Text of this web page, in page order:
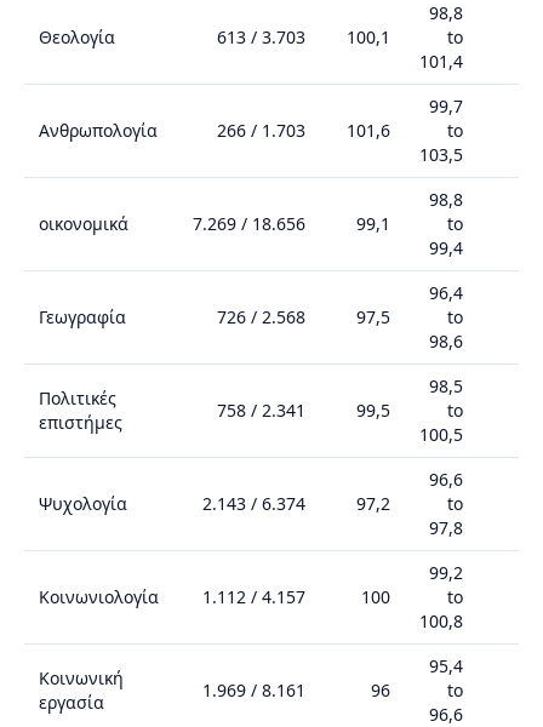
Θεολογία 613 / 3.703 100,1
98,8
to
101,4
Ανθρωπολογία 266 / 1.703 101,6
99,7
to
103,5
οικονομικά 7.269 / 18.656 99,1
98,8
to
99,4
Γεωγραφία 726 / 2.568 97,5
96,4
to
98,6
Πολιτικές
επιστήμες
758 / 2.341 99,5
98,5
to
100,5
Ψυχολογία 2.143 / 6.374 97,2
96,6
to
97,8
Κοινωνιολογία 1.112 / 4.157 100
99,2
to
100,8
Κοινωνική
εργασία
1.969 / 8.161 96
95,4
to
96,6